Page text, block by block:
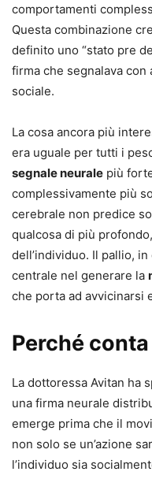
comportamenti
Questa combinazione
definito uno “stato pre
firma che segnalava con
sociale.
La cosa ancora più
era uguale per tutti i
segnale neurale più
complessivamente più
cerebrale non predice
qualcosa di più
dell’individuo. Il pallio,
centrale nel generare la
che porta ad avvicinarsi
Perché
La dottoressa Avitan ha
una firma neurale
emerge prima che il
non solo se un’azione
l’individuo sia